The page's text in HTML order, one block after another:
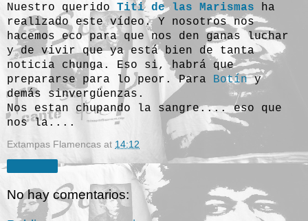
Nuestro querido Titi de las Marismas ha
realizado este vídeo. Y nosotros nos
hacemos eco para que nos den ganas luchar
y de vivir que ya está bien de tanta
noticia chunga. Eso si, habrá que
prepararse para lo peor. Para Botíny
demás sinvergüenzas.
Nos estan chupando la sangre.... eso que
nos la....
Extampas Flamencas at 14:12
No hay comentarios: